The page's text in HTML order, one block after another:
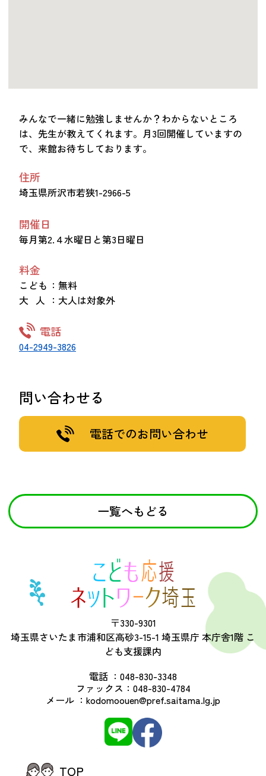
新着情報 音声読み上げ
みんなで一緒に勉強しませんか？わからないところ
は、先生が教えてくれます。月3回開催していますの
で、来館お待ちしております。
住所
埼玉県所沢市若狭1-2966-5
開催日
毎月第2.４水曜日と第3日曜日
料金
こども ：無料
大 人 ：大人は対象外
電話
04-2949-3826
問い合わせる
電話でのお問い合わせ
一覧へもどる
〒330-9301
埼玉県さいたま市浦和区高砂3-15-1 埼玉県庁 本庁舎1階 こ
ども支援課内
電話 ： 048-830-3348
ファックス： 048-830-4784
メール ： kodomoouen@pref.saitama.lg.jp
TOP